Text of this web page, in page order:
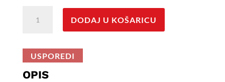
BANG;
DODAJ U KOŠARICU
USPOREDI
OPIS